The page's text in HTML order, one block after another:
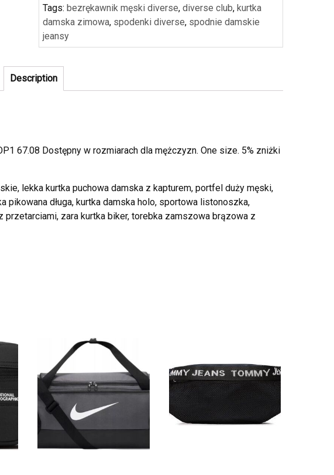
Tags:bezrękawnik męski diverse,diverse club,kurtka
damska zimowa, spodenki diverse, spodnie damskie
jeansy
Description
67.08 Dostępny w rozmiarach dla mężczyzn. One size. 5% zniżki
lekka kurtka puchowa damska z kapturem, portfel duży męski,
długa, kurtka damska holo, sportowa listonoszka,
zara kurtka biker, torebka zamszowa brązowa z